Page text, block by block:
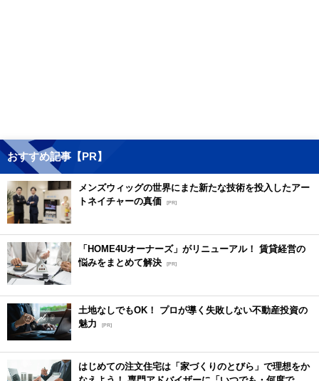
おすすめ記事【PR】
メンズウィッグの世界にまた新たな技術を投入したアー
トネイチャーの真価 [PR]
「HOME4Uオーナーズ」がリニューアル！ 賃貸経営の
悩みをまとめて解決 [PR]
土地なしでもOK！ プロが導く失敗しない不動産投資の
魅力
[PR]
はじめての注文住宅は「家づくりのとびら」で理想をか